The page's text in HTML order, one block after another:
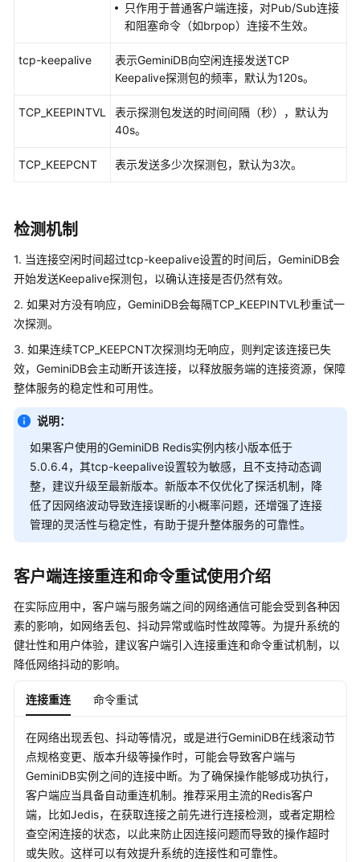
快
门
指
开
发
参
最
佳
实
践
通
过
账
号
功
实
现
GeminiDB
Redis
例
的
多
租
理
通
过
只作用于普通客户端连接，对Pub/Sub连接
和阻塞命令（如brpop）连接不生效。
tcp-keepalive
表示GeminiDB向空闲连接发送TCP
Keepalive探测包的频率，默认为120s。
TCP_KEEPINTVL
表示探测包发送的时间间隔（秒），默认为
40s。
TCP_KEEPCNT 表示发送多少次探测包，默认为3次。
检测机制
1. 当连接空闲时间超过tcp-keepalive设置的时间后，GeminiDB会
开始发送Keepalive探测包，以确认连接是否仍然有效。
2. 如果对方没有响应，GeminiDB会每隔TCP_KEEPINTVL秒重试一
次探测。
3. 如果连续TCP_KEEPCNT次探测均无响应，则判定该连接已失
效，GeminiDB会主动断开该连接，以释放服务端的连接资源，保障
整体服务的稳定性和可用性。
说明：
如果客户使用的GeminiDB Redis实例内核小版本低于
5.0.6.4，其tcp-keepalive设置较为敏感，且不支持动态调
整，建议升级至最新版本。新版本不仅优化了探活机制，降
低了因网络波动导致连接误断的小概率问题，还增强了连接
管理的灵活性与稳定性，有助于提升整体服务的可靠性。
客户端连接重连和命令重试使用介绍
在实际应用中，客户端与服务端之间的网络通信可能会受到各种因
素的影响，如网络丢包、抖动异常或临时性故障等。为提升系统的
健壮性和用户体验，建议客户端引入连接重连和命令重试机制，以
降低网络抖动的影响。
连接重连 命令重试
在网络出现丢包、抖动等情况，或是进行GeminiDB在线滚动节
点规格变更、版本升级等操作时，可能会导致客户端与
GeminiDB实例之间的连接中断。为了确保操作能够成功执行，
客户端应当具备自动重连机制。推荐采用主流的Redis客户
端，比如Jedis，在获取连接之前先进行连接检测，或者定期检
查空闲连接的状态，以此来防止因连接问题而导致的操作超时
或失败。这样可以有效提升系统的连接性和可靠性。